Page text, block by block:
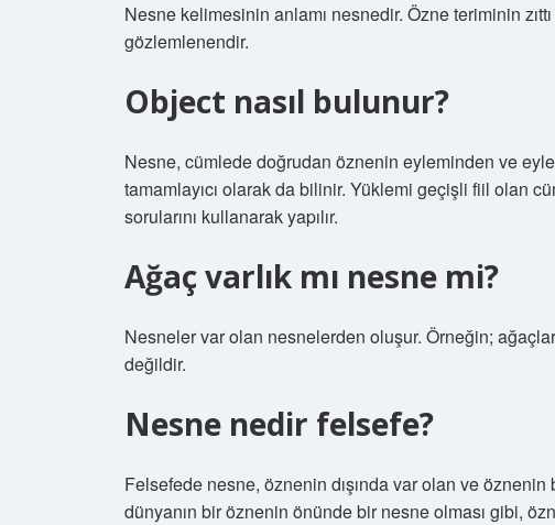
Nesne kelimesinin anlamı nesnedir. Özne teriminin
gözlemlenendir.
Object nasıl bulunur?
Nesne, cümlede doğrudan öznenin eyleminden ve
tamamlayıcı olarak da bilinir. Yüklemi geçişli fiil olan
sorularını kullanarak yapılır.
Ağaç varlık mı nesne mi?
Nesneler var olan nesnelerden oluşur. Örneğin;
değildir.
Nesne nedir felsefe?
Felsefede nesne, öznenin dışında var olan ve öznenin
dünyanın bir öznenin önünde bir nesne olması gibi,